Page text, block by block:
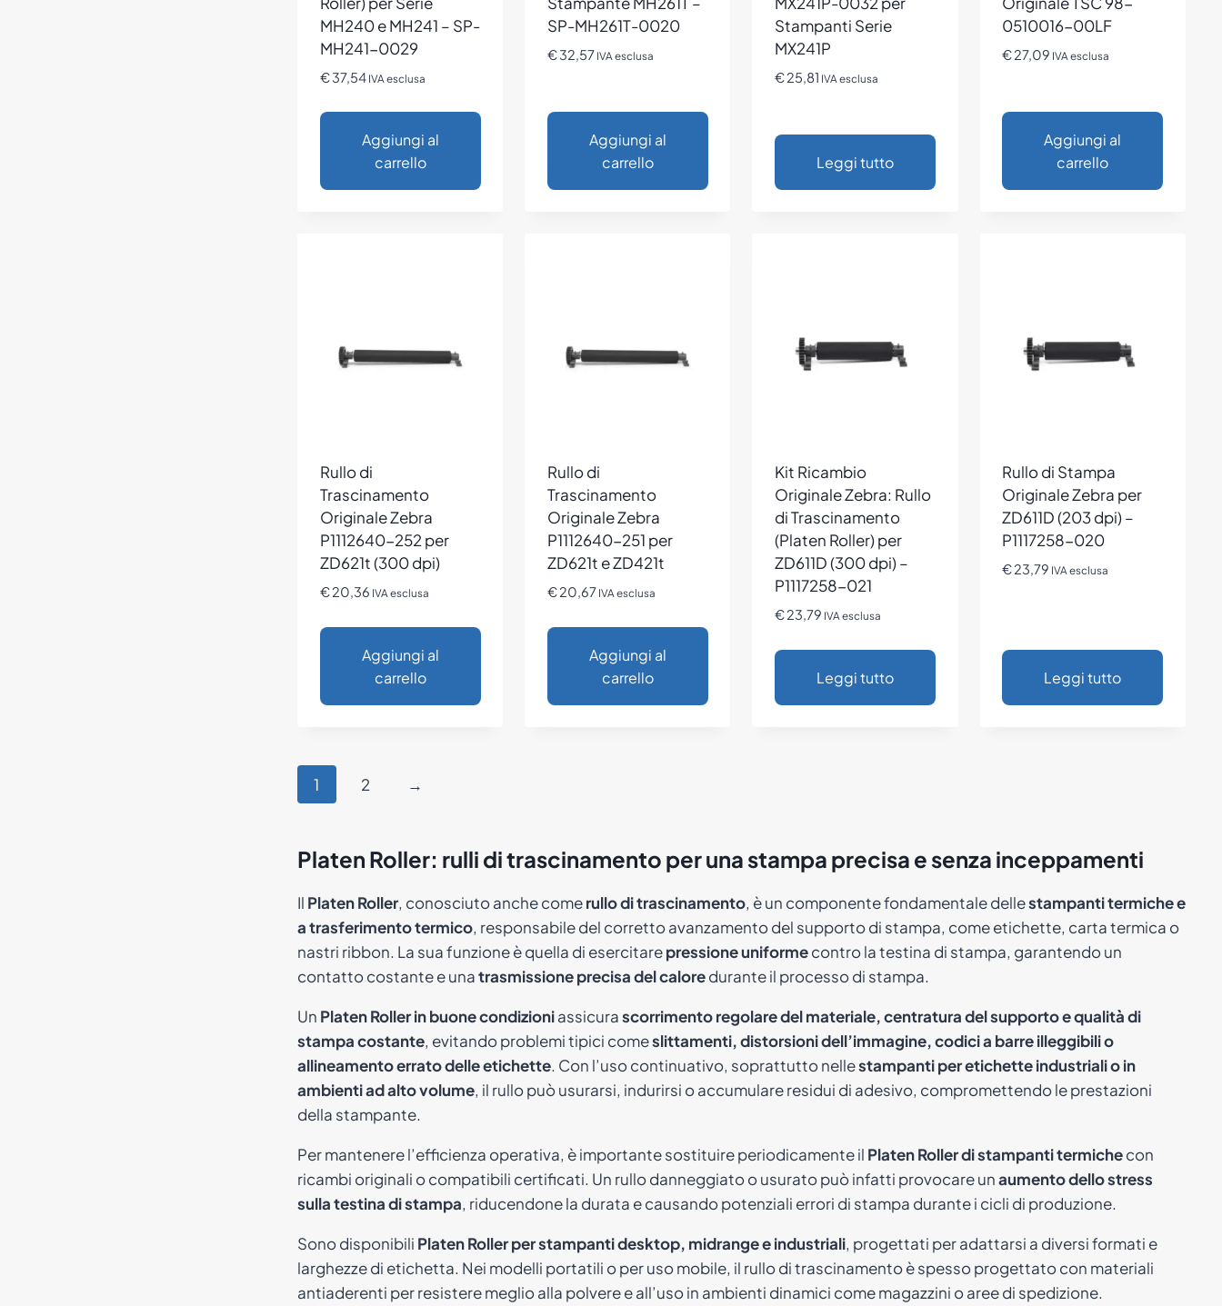
MH240 e MH241 – SP-
MH241-0029
€37,54 IVA esclusa
Aggiungi al
carrello
SP-MH261T-0020
€32,57 IVA esclusa
Aggiungi al
carrello
Stampanti Serie
MX241P
€25,81 IVA esclusa
Leggi tutto
0510016-00LF
€27,09 IVA esclusa
Aggiungi al
carrello
Rullo di
Trascinamento
Originale Zebra
P1112640-252 per
ZD621t (300 dpi)
€20,36 IVA esclusa
Aggiungi al
carrello
Rullo di
Trascinamento
Originale Zebra
P1112640-251 per
ZD621t e ZD421t
€20,67 IVA esclusa
Aggiungi al
carrello
Kit Ricambio
Originale Zebra: Rullo
di Trascinamento
(Platen Roller) per
ZD611D (300 dpi) –
P1117258-021
€23,79 IVA esclusa
Leggi tutto
Rullo di Stampa
Originale Zebra per
ZD611D (203 dpi) –
P1117258-020
€23,79 IVA esclusa
Leggi tutto
1 2 →
Platen Roller: rulli di trascinamento per una stampa precisa e senza inceppamenti
Il Platen Roller, conosciuto anche comerullo di trascinamento, è un componente fondamentale dellestampanti termiche e
a trasferimento termico, responsabile del corretto avanzamento del supporto di stampa, come etichette, carta termica o
nastri ribbon. La sua funzione è quella di esercitarepressione uniformecontro la testina di stampa, garantendo un
contatto costante e unatrasmissione precisa del caloredurante il processo di stampa.
Un Platen Roller in buone condizioniassicurascorrimento regolare del materiale, centratura del supporto e qualità di
stampa costante, evitando problemi tipici comeslittamenti, distorsioni dell’immagine, codici a barre illeggibili o
allineamento errato delle etichette. Con l’uso continuativo, soprattutto nellestampanti per etichette industriali o in
ambienti ad alto volume, il rullo può usurarsi, indurirsi o accumulare residui di adesivo, compromettendo le prestazioni
della stampante.
Per mantenere l’efficienza operativa, è importante sostituire periodicamente il Platen Roller di stampanti termichecon
ricambi originali o compatibili certificati. Un rullo danneggiato o usurato può infatti provocare unaumento dello stress
sulla testina di stampa, riducendone la durata e causando potenziali errori di stampa durante i cicli di produzione.
Sono disponibili Platen Roller per stampanti desktop, midrange e industriali, progettati per adattarsi a diversi formati e
larghezze di etichetta. Nei modelli portatili o per uso mobile, il rullo di trascinamento è spesso progettato con materiali
antiaderenti per resistere meglio alla polvere e all’uso in ambienti dinamici come magazzini o aree di spedizione.